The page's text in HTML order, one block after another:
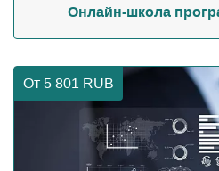
Онлайн-школа
От 5 801 RUB